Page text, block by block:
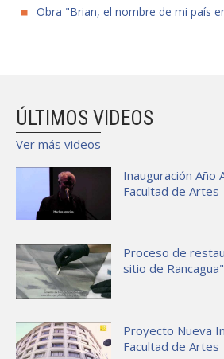
Obra "Brian, el nombre de mi país
ÚLTIMOS VIDEOS
Ver más videos
Inauguración Año
Facultad de Artes
Proceso de
sitio de Rancagua"
Proyecto Nueva
Facultad de Artes